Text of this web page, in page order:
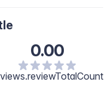
0.00